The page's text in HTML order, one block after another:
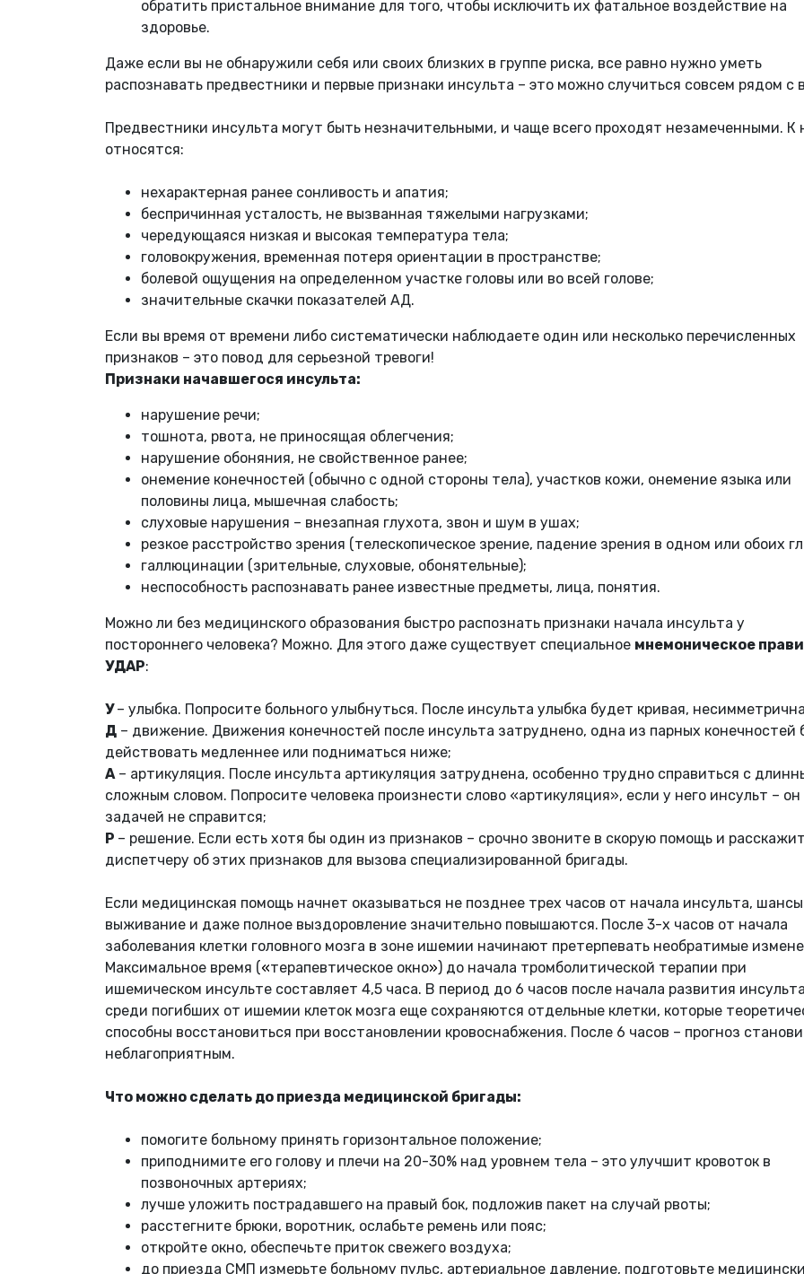
обратить пристальное внимание для того, чтобы исключить их фатальное воздействие на
здоровье.
Даже если вы не обнаружили себя или своих близких в группе риска, все равно нужно уметь
распознавать предвестники и первые признаки инсульта – это можно случиться совсем рядом с
Предвестники инсульта могут быть незначительными, и чаще всего проходят незамеченными. К
относятся:
нехарактерная ранее сонливость и апатия;
беспричинная усталость, не вызванная тяжелыми нагрузками;
чередующаяся низкая и высокая температура тела;
головокружения, временная потеря ориентации в пространстве;
болевой ощущения на определенном участке головы или во всей голове;
значительные скачки показателей АД.
Если вы время от времени либо систематически наблюдаете один или несколько перечисленных
признаков – это повод для серьезной тревоги!
Признаки начавшегося инсульта:
нарушение речи;
тошнота, рвота, не приносящая облегчения;
нарушение обоняния, не свойственное ранее;
онемение конечностей (обычно с одной стороны тела), участков кожи, онемение языка или
половины лица, мышечная слабость;
слуховые нарушения – внезапная глухота, звон и шум в ушах;
резкое расстройство зрения (телескопическое зрение, падение зрения в одном или обоих
галлюцинации (зрительные, слуховые, обонятельные);
неспособность распознавать ранее известные предметы, лица, понятия.
Можно ли без медицинского образования быстро распознать признаки начала инсульта у
постороннего человека? Можно. Для этого даже существует специальное мнемоническое
УДАР:
У– улыбка. Попросите больного улыбнуться. После инсульта улыбка будет кривая,
Д – движение. Движения конечностей после инсульта затруднено, одна из парных конечностей
действовать медленнее или подниматься ниже;
А– артикуляция. После инсульта артикуляция затруднена, особенно трудно справиться с
сложным словом. Попросите человека произнести слово «артикуляция», если у него инсульт – он
задачей не справится;
Р – решение. Если есть хотя бы один из признаков – срочно звоните в скорую помощь и
диспетчеру об этих признаков для вызова специализированной бригады.
Если медицинская помощь начнет оказываться не позднее трех часов от начала инсульта,
выживание и даже полное выздоровление значительно повышаются. После 3-х часов от начала
заболевания клетки головного мозга в зоне ишемии начинают претерпевать необратимые
Максимальное время («терапевтическое окно») до начала тромболитической терапии при
ишемическом инсульте составляет 4,5 часа. В период до 6 часов после начала развития инсульта
среди погибших от ишемии клеток мозга еще сохраняются отдельные клетки, которые
способны восстановиться при восстановлении кровоснабжения. После 6 часов – прогноз
неблагоприятным.
Что можно сделать до приезда медицинской бригады:
помогите больному принять горизонтальное положение;
приподнимите его голову и плечи на 20-30% над уровнем тела – это улучшит кровоток в
позвоночных артериях;
лучше уложить пострадавшего на правый бок, подложив пакет на случай рвоты;
расстегните брюки, воротник, ослабьте ремень или пояс;
откройте окно, обеспечьте приток свежего воздуха;
до приезда СМП измерьте больному пульс, артериальное давление, подготовьте